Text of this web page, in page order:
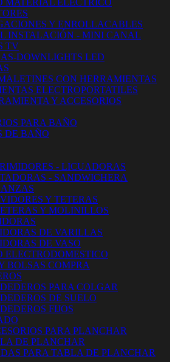
MATERIAL ELECTRICO
Y ENROLLACABLES
INSTALACIÓN - MINI CANAL
TV
DOWNLIGHTS LED
CON HERRAMIENTAS
ELECTROPORTATILES
Y ACCESORIOS
PARA BAÑO
DE BAÑO
- LICUADORAS
- SANDWICHERA
Y TETERAS
Y MOLINILLOS
DE VARILLAS
DE VASO
ELECTRODOMESTICO
BOLSAS COMPRA
PARA COLGAR
DE SUELO
FIJOS
PARA PLANCHAR
DE PLANCHAR
PARA TABLA DE PLANCHAR